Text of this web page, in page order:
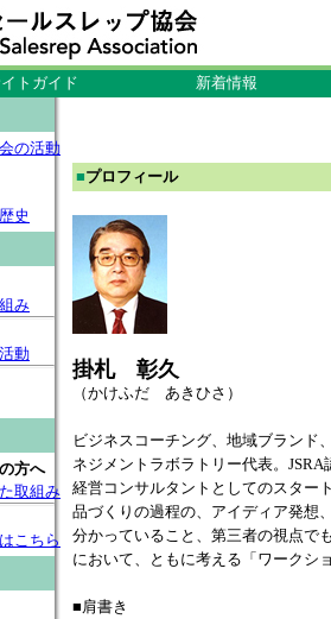
トガイド
新着情報
の活動
史
み
動
方へ
取組み
こちら
■プロフィール
掛札 彰久
（かけふだ あきひさ）
ビジネスコーチング、地域ブランド
ネジメントラボラトリー代表。
経営コンサルタントとしてのスター
品づくりの過程の、アイディア発想
分かっていること、第三者の視点で
において、ともに考える「ワークシ
■肩書き